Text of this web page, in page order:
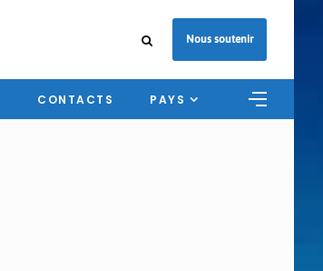
Nous soutenir
CONTACTS PAYS